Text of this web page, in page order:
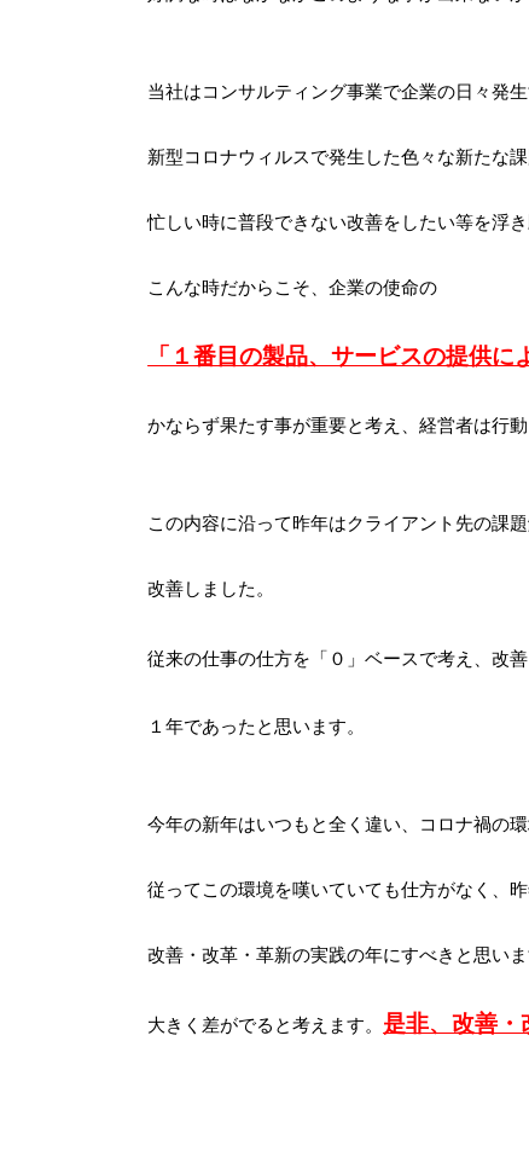
当社はコンサルティング事業で企業の日々発
新型コロナウィルスで発生した色々な新たな
忙しい時に普段できない改善をしたい等を浮
こんな時だからこそ、企業の使命の
「１番目の製品、サービスの提供
かならず果たす事が重要と考え、経営者は行動
この内容に沿って昨年はクライアント先の課
改善しました。
従来の仕事の仕方を「０」ベースで考え、改
１年であったと思います。
今年の新年はいつもと全く違い、コロナ禍の
従ってこの環境を嘆いていても仕方がなく、
改善・改革・革新の実践の年にすべきと思い
大きく差がでると考えます。 是非、改善・